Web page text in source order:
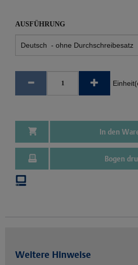
AUSFÜHRUNG
In den
Bogen
Weitere Hinweise